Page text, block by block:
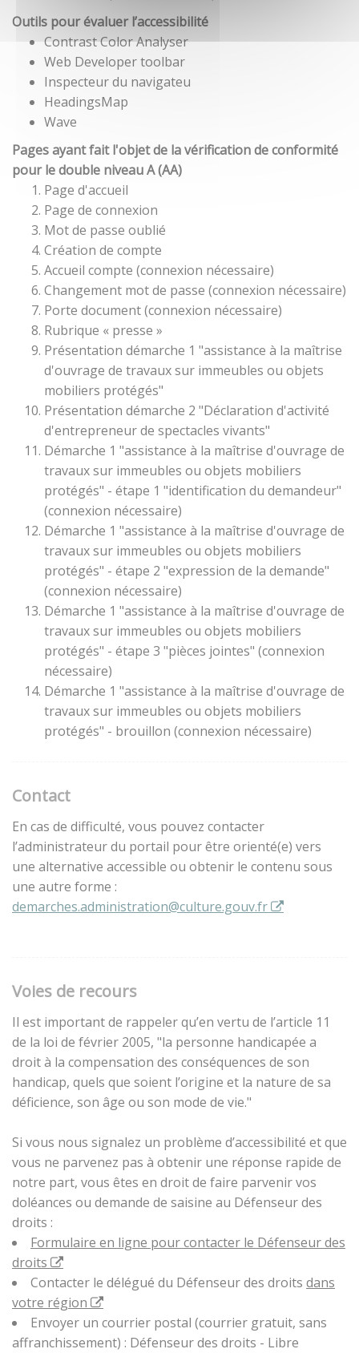
Outils pour évaluer l’accessibilité
Contrast Color Analyser
Web Developer toolbar
Inspecteur du navigateu
HeadingsMap
Wave
Pages ayant fait l'objet de la vérification de conformité
pour le double niveau A (AA)
Page d'accueil
Page de connexion
Mot de passe oublié
Création de compte
Accueil compte (connexion nécessaire)
Changement mot de passe (connexion nécessaire)
Porte document (connexion nécessaire)
Rubrique « presse »
Présentation démarche 1 "assistance à la maîtrise
d'ouvrage de travaux sur immeubles ou objets
mobiliers protégés"
Présentation démarche 2 "Déclaration d'activité
d'entrepreneur de spectacles vivants"
Démarche 1 "assistance à la maîtrise d'ouvrage de
travaux sur immeubles ou objets mobiliers
protégés" - étape 1 "identification du demandeur"
(connexion nécessaire)
Démarche 1 "assistance à la maîtrise d'ouvrage de
travaux sur immeubles ou objets mobiliers
protégés" - étape 2 "expression de la demande"
(connexion nécessaire)
Démarche 1 "assistance à la maîtrise d'ouvrage de
travaux sur immeubles ou objets mobiliers
protégés" - étape 3 "pièces jointes" (connexion
nécessaire)
Démarche 1 "assistance à la maîtrise d'ouvrage de
travaux sur immeubles ou objets mobiliers
protégés" - brouillon (connexion nécessaire)
Contact
En cas de difficulté, vous pouvez contacter
l’administrateur du portail pour être orienté(e) vers
une alternative accessible ou obtenir le contenu sous
une autre forme :
demarches.administration@culture.gouv.fr
Voies de recours
Il est important de rappeler qu’en vertu de l’article 11
de la loi de février 2005, "la personne handicapée a
droit à la compensation des conséquences de son
handicap, quels que soient l’origine et la nature de sa
déficience, son âge ou son mode de vie."
Si vous nous signalez un problème d’accessibilité et que
vous ne parvenez pas à obtenir une réponse rapide de
notre part, vous êtes en droit de faire parvenir vos
doléances ou demande de saisine au Défenseur des
droits :
Formulaire en ligne pour contacter le Défenseur des
droits
Contacter le délégué du Défenseur des droits dans
votre région
Envoyer un courrier postal (courrier gratuit, sans
affranchissement) : Défenseur des droits - Libre